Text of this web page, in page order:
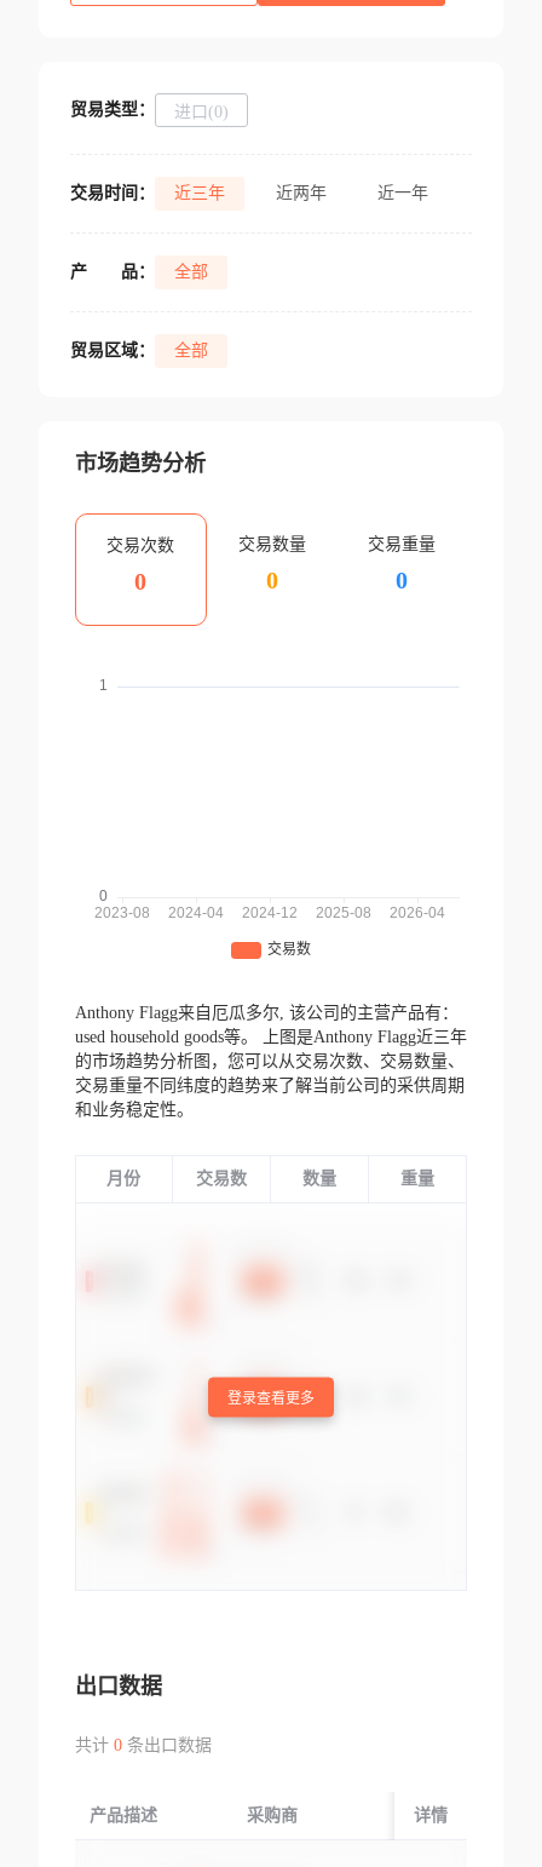
贸易类型： 进口(0)
交易时间： 近三年 近两年 近一年
产 品： 全部
贸易区域： 全部
市场趋势分析
交易次数
0
交易数量
0
交易重量
0
Anthony Flagg来自厄瓜多尔, 该公司的主营产品有：
used household goods等。
上图是Anthony Flagg近三年
的市场趋势分析图，您可以从交易次数、交易数量、
交易重量不同纬度的趋势来了解当前公司的采供周期
和业务稳定性。
月份 交易数 数量 重量
登录查看更多
出口数据
共计 0条出口数据
产品描述 采购商 起运国/地区
详情